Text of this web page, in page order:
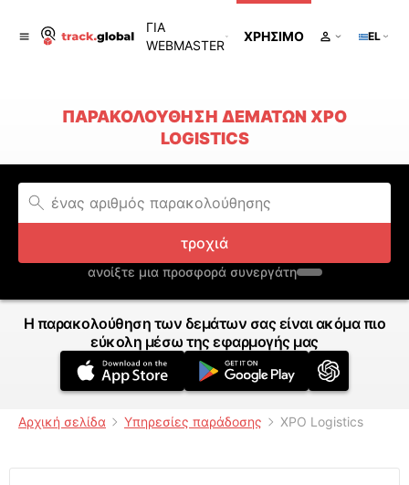
ΓΙΑ
WEBMASTER
ΧΡΉΣΙΜΟ EL
ΠΑΡΑΚΟΛΟΎΘΗΣΗ ΔΕΜΆΤΩΝ XPO
LOGISTICS
τροχιά
ανοίξτε μια προσφορά συνεργάτη
Η παρακολούθηση των δεμάτων σας είναι ακόμα πιο
εύκολη μέσω της εφαρμογής μας
Αρχική σελίδα Υπηρεσίες παράδοσης XPO Logistics